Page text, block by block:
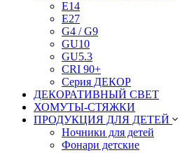
E14
E27
G4 / G9
GU10
GU5.3
CRI 90+
Серия ДЕКОР
ДЕКОРАТИВНЫЙ СВЕТ
ХОМУТЫ-СТЯЖКИ
ПРОДУКЦИЯ ДЛЯ ДЕТЕЙ
Ночники для детей
Фонари детские